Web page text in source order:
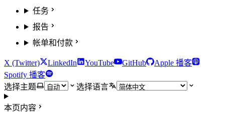
任务
报告
帐单和付款
X (Twitter) LinkedIn YouTube GitHub
Apple 播客
Spotify 播客
选择主题
选择语言
本页内容